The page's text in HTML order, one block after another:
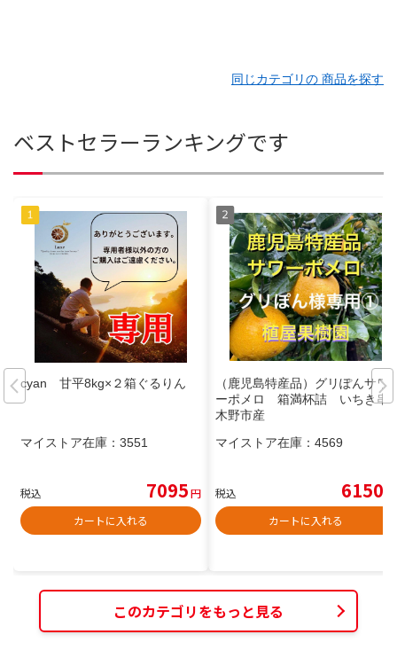
同じカテゴリの 商品を探す
ベストセラーランキングです
cyan 甘平8kg×２箱ぐるりん
マイストア在庫： 3551
税込 7095円
カートに入れる
（鹿児島特産品）グリぽんサワ
ーポメロ 箱満杯詰 いちき串
木野市産
マイストア在庫： 4569
税込 6150
カートに入れる
このカテゴリをもっと見る